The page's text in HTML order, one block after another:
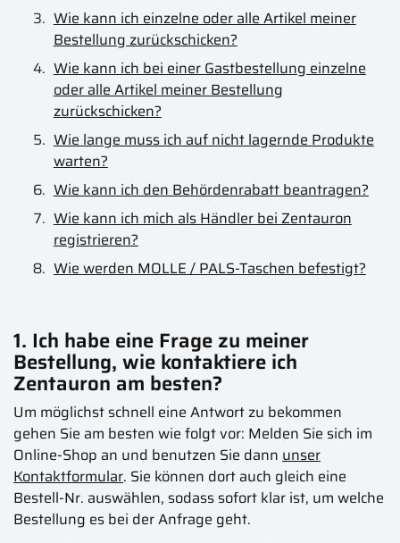
Wie kann ich einzelne oder alle Artikel meiner
Bestellung zurückschicken?
Wie kann ich bei einer Gastbestellung einzelne
oder alle Artikel meiner Bestellung
zurückschicken?
Wie lange muss ich auf nicht lagernde Produkte
warten?
Wie kann ich den Behördenrabatt beantragen?
Wie kann ich mich als Händler bei Zentauron
registrieren?
Wie werden MOLLE / PALS-Taschen befestigt?
1. Ich habe eine Frage zu meiner
Bestellung, wie kontaktiere ich
Zentauron am besten?
Um möglichst schnell eine Antwort zu bekommen
gehen Sie am besten wie folgt vor: Melden Sie sich im
Online-Shop an und benutzen Sie dann unser
Kontaktformular. Sie können dort auch gleich eine
Bestell-Nr. auswählen, sodass sofort klar ist, um welche
Bestellung es bei der Anfrage geht.